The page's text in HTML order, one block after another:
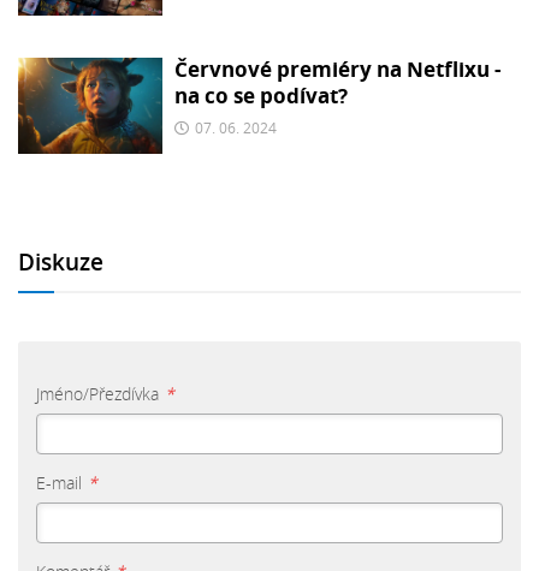
Červnové premiéry na Netflixu -
na co se podívat?
07. 06. 2024
Diskuze
Jméno/Přezdívka *
E-mail *